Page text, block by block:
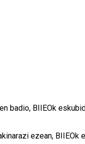
badio, BIIEOk
ezean, BIIEOk